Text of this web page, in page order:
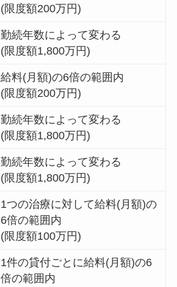
(限度額200万円)
勤続年数によって変わる
(限度額1,800万円)
給料(月額)の6倍の範囲内
(限度額200万円)
勤続年数によって変わる
(限度額1,800万円)
勤続年数によって変わる
(限度額1,800万円)
1つの治療に対して給料(月額)の
6倍の範囲内
(限度額100万円)
1件の貸付ごとに給料(月額)の6
倍の範囲内